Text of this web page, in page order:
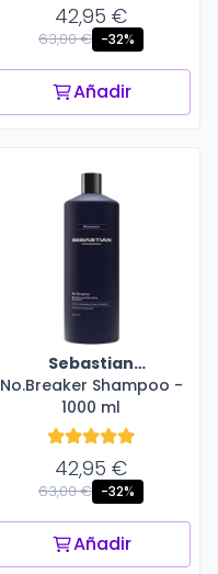
42,95 €
63,00 € -32%
Añadir
Sebastian
Professional
No.Breaker Shampoo -
1000 ml
42,95 €
63,00 € -32%
Añadir